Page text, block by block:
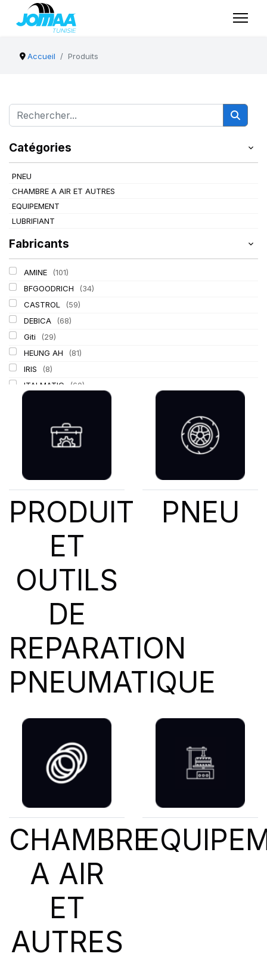
Accueil Produits
Catégories
PNEU
CHAMBRE A AIR ET AUTRES
EQUIPEMENT
LUBRIFIANT
Fabricants
AMINE
(101)
BFGOODRICH
(34)
CASTROL
(59)
DEBICA
(68)
Giti
(29)
HEUNG AH
(81)
IRIS
(8)
ITALMATIC
(60)
LING LONG (152)
MICHELIN (345)
Mondolfo ferro (31)
PROMETEON
(18)
(23)
STICA
PRODUIT
ET
OUTILS
DE
REPARATION
PNEUMATIQUE
PNEU
CHAMBRE
A AIR
ET
AUTRES